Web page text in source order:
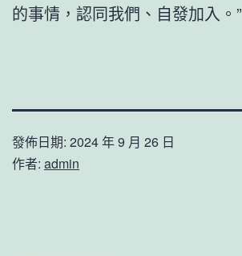
的事情，認同我們、自發加入。”
發佈日期: 2024 年 9 月 26 日
作者: admin